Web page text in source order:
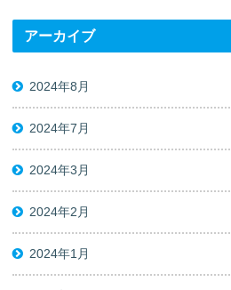
アーカイブ
2024年8月
2024年7月
2024年3月
2024年2月
2024年1月